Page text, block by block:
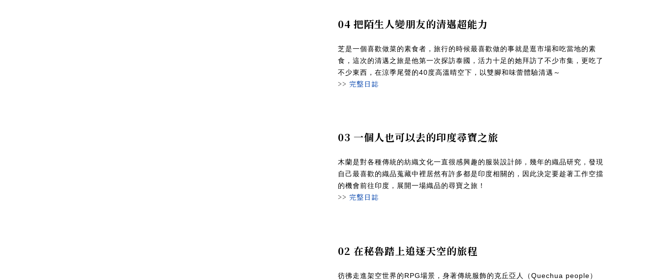
04 把陌生人變朋友的清邁超能力
芝是一個喜歡做菜的素食者，旅行的時候最喜歡做的事就是逛市場和吃當地的素
食，這次的清邁之旅是他第一次探訪泰國，活力十足的她拜訪了不少市集，更吃了
不少東西，在涼季尾聲的40度高溫晴空下，以雙腳和味蕾體驗清邁～
>> 完整日誌
03 一個人也可以去的印度尋寶之旅
木蘭是對各種傳統的紡織文化一直很感興趣的服裝設計師，幾年的織品研究，發現
自己最喜歡的織品蒐藏中裡居然有許多都是印度相關的，因此決定要趁著工作空擋
的機會前往印度，展開一場織品的尋寶之旅！
>> 完整日誌
02 在秘魯踏上追逐天空的旅程
彷彿走進架空世界的RPG場景，身著傳統服飾的克丘亞人（Quechua people）